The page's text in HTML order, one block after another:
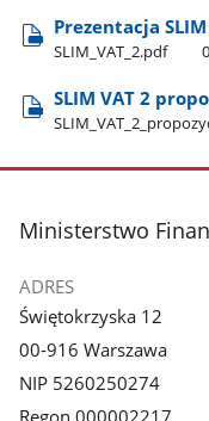
Prezentacja SLIM
SLIM​_VAT​_2.pdf
SLIM VAT 2
stopka
Ministerstwo
ADRES
Świętokrzyska 12
00-916 Warszawa
NIP 5260250274
Regon 000002217